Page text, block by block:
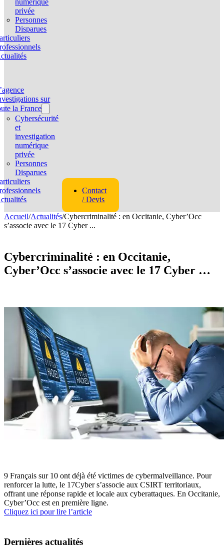
numérique
privée
Personnes
Disparues
sur
la France
Cybersécurité
et
investigation
numérique
privée
Personnes
Disparues
Contact
/ Devis
Accueil/Actualités/Cybercriminalité : en Occitanie, Cyber’Occ
s’associe avec le 17 Cyber ...
Cybercriminalité : en Occitanie,
Cyber’Occ s’associe avec le 17 Cyber …
9 Français sur 10 ont déjà été victimes de cybermalveillance. Pour
renforcer la lutte, le 17Cyber s’associe aux CSIRT territoriaux,
offrant une réponse rapide et locale aux cyberattaques. En Occitanie,
Cyber’Occ est en première ligne.
Cliquez ici pour lire l’article
Dernières actualités